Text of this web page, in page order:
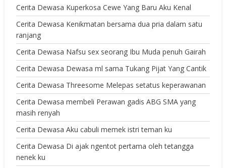
Cerita Dewasa Kuperkosa Cewe Yang Baru Aku Kenal
Cerita Dewasa Kenikmatan bersama dua pria dalam satu
ranjang
Cerita Dewasa Nafsu sex seorang Ibu Muda penuh Gairah
Cerita Dewasa Dewasa ml sama Tukang Pijat Yang Cantik
Cerita Dewasa Threesome Melepas setatus keperawanan
Cerita Dewasa membeli Perawan gadis ABG SMA yang
masih renyah
Cerita Dewasa Aku cabuli memek istri teman ku
Cerita Dewasa Di ajak ngentot pertama oleh tetangga
nenek ku